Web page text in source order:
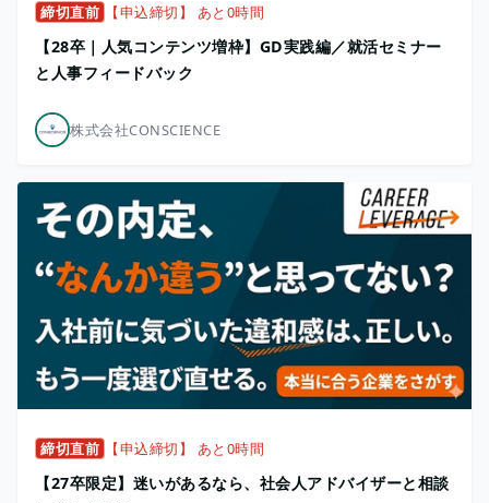
締切直前 【申込締切】 あと0時間
【28卒｜人気コンテンツ増枠】GD実践編／就活セミナー
と人事フィードバック
株式会社CONSCIENCE
締切直前 【申込締切】 あと0時間
【27卒限定】迷いがあるなら、社会人アドバイザーと相談